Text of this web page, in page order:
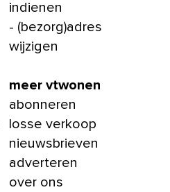
indienen
- (bezorg)adres
wijzigen
meer vtwonen
abonneren
losse verkoop
nieuwsbrieven
adverteren
over ons